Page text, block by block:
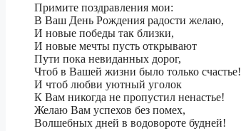
Примите поздравления мои:
В Ваш День Рождения радости желаю,
И новые победы так близки,
И новые мечты пусть открывают
Пути пока невиданных дорог,
Чтоб в Вашей жизни было только счастье!
И чтоб любви уютный уголок
К Вам никогда не пропустил ненастье!
Желаю Вам успехов без помех,
Волшебных дней в водовороте будней!